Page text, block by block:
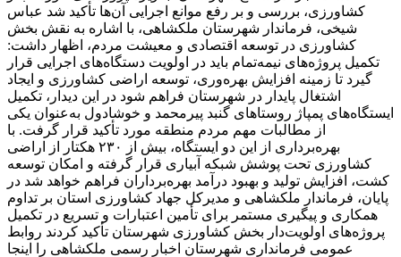
کشاورزی، بررسی و بر رفع موانع اجرایی آن‌ها تأکید شد عباس
شیخی، فرماندار شهرستان ملکشاهی، با اشاره به نقش بخش
کشاورزی در توسعه اقتصادی و معیشت مردم، اظهار داشت:
تکمیل پروژه‌های نیمه‌تمام باید در اولویت دستگاه‌های اجرایی قرار
گیرد تا زمینه افزایش بهره‌وری، توسعه اراضی کشاورزی و ایجاد
اشتغال پایدار در شهرستان فراهم شود در این دیدار، تکمیل
ایستگاه‌های پمپاژ روستاهای گنبد پیرمحمد و خوشادول به‌عنوان یکی
از مطالبات مهم مردم منطقه مورد تأکید قرار گرفت. با
بهره‌برداری از این دو ایستگاه، بیش از ۲۳۰ هکتار از اراضی
کشاورزی تحت پوشش شبکه آبیاری قرار گرفته و امکان توسعه
کشت، افزایش تولید و بهبود درآمد بهره‌برداران فراهم خواهد شد در
پایان، فرماندار ملکشاهی و مدیرکل جهاد کشاورزی استان بر تداوم
همکاری و پیگیری مستمر برای تأمین اعتبارات و تسریع در تکمیل
پروژه‌های اولویت‌دار بخش کشاورزی شهرستان تأکید کردند روابط
عمومی فرمانداری شهرستان اخبار رسمی ملکشاهی را اینجا